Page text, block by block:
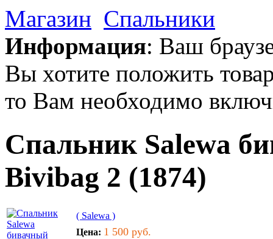
Магазин Спальники
Информация: Ваш
Вы хотите положить
то Вам необходимо
Спальник Salewa
Bivibag 2 (1874)
( Salewa )
Цена: 1 500 руб.